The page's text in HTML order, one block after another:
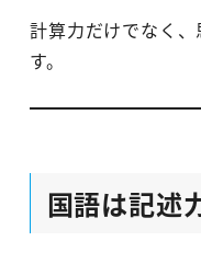
計算力だけでなく
す。
国語は記述